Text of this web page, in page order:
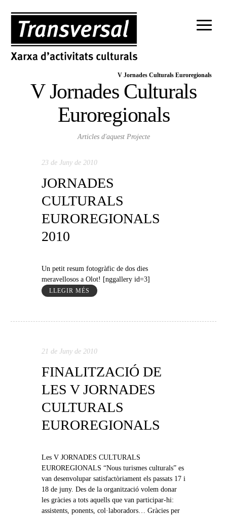
V Jornades Culturals Euroregionals
V Jornades Culturals
Euroregionals
Articles d'aquest Projecte
23 de Juny de 2010
JORNADES
CULTURALS
EUROREGIONALS
2010
Un petit resum fotogràfic de dos dies
meravellosos a Olot! [nggallery id=3]
LLEGIR MÉS
21 de Juny de 2010
FINALITZACIÓ DE
LES V JORNADES
CULTURALS
EUROREGIONALS
Les V JORNADES CULTURALS
EUROREGIONALS “Nous turismes culturals” es
van desenvolupar satisfactòriament els passats 17 i
18 de juny. Des de la organització volem donar
les gràcies a tots aquells que van participar-hi:
assistents, ponents, col·laboradors… Gràcies per